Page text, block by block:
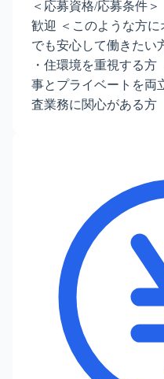
＜応募資格/応募条件
歓迎 ＜このような方
でも安心して働きたい
・住環境を重視する
事とプライベートを両
査業務に関心がある方